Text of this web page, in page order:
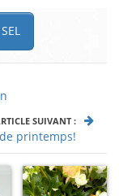
SUIVANT :
printemps!